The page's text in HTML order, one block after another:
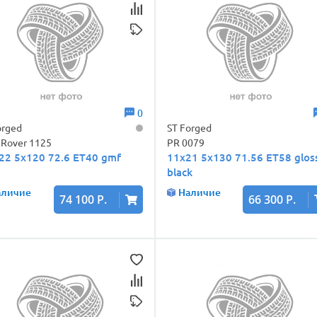
0
1125
5x120 72.6 ET40 gmf
74 100 Р.
ST Forged
PR 0079
11x21 5x130 71.56 ET58
black
Наличие 66 300 Р.